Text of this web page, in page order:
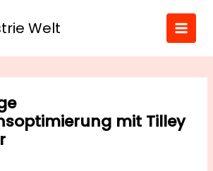
Welt
mit Tilley